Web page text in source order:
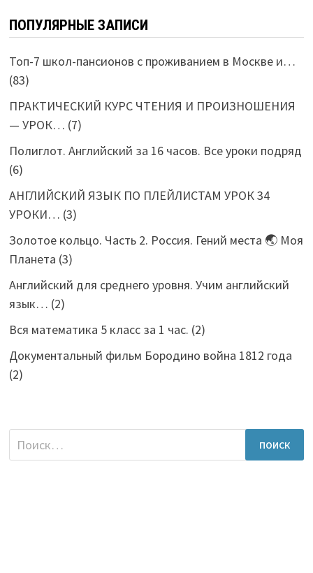
ПОПУЛЯРНЫЕ ЗАПИСИ
Топ-7 школ-пансионов с проживанием в Москве и…
(83)
ПРАКТИЧЕСКИЙ КУРС ЧТЕНИЯ И ПРОИЗНОШЕНИЯ
— УРОК… (7)
Полиглот. Английский за 16 часов. Все уроки подряд
(6)
АНГЛИЙСКИЙ ЯЗЫК ПО ПЛЕЙЛИСТАМ УРОК 34
УРОКИ… (3)
Золотое кольцо. Часть 2. Россия. Гений места 🌏 Моя
Планета (3)
Английский для среднего уровня. Учим английский
язык… (2)
Вся математика 5 класс за 1 час. (2)
Документальный фильм Бородино война 1812 года
(2)
Найти: